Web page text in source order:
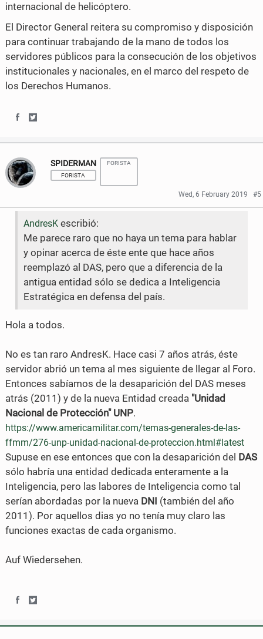
internacional de helicóptero.
El Director General reitera su compromiso y disposición
para continuar trabajando de la mano de todos los
servidores públicos para la consecución de los objetivos
institucionales y nacionales, en el marco del respeto de
los Derechos Humanos.
a
r
e
c
b
o
k
a
r
e
o
n
T
t
e
SPIDERMAN
FORISTA
FORISTA
Wed, 6 February 2019 #5
AndresKescribió:
Me parece raro que no haya un tema para hablar
y opinar acerca de éste ente que hace años
reemplazó al DAS, pero que a diferencia de la
antigua entidad sólo se dedica a Inteligencia
Estratégica en defensa del país.
Hola a todos.
No es tan raro AndresK. Hace casi 7 años atrás, éste
servidor abrió un tema al mes siguiente de llegar al Foro.
Entonces sabíamos de la desaparición del DAS meses
atrás (2011) y de la nueva Entidad creada "Unidad
Nacional de Protección" UNP.
https://www.americamilitar.com/temas-generales-de-las-
ffmm/276-unp-unidad-nacional-de-proteccion.html#latest
Supuse en ese entonces que con la desaparición del DAS
sólo habría una entidad dedicada enteramente a la
Inteligencia, pero las labores de Inteligencia como tal
serían abordadas por la nueva DNI (también del año
2011). Por aquellos dias yo no tenía muy claro las
funciones exactas de cada organismo.
Auf Wiedersehen.
h h